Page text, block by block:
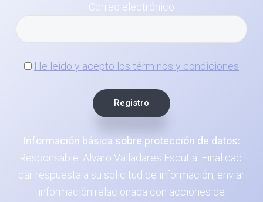
Correo electrónico
He leído y acepto los términos y condiciones
Información básica sobre protección de datos:
Responsable: Alvaro Valladares Escutia. Finalidad:
dar respuesta a su solicitud de información, enviar
información relacionada con acciones de